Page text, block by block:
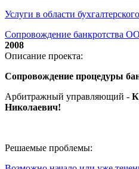
Услуги в области
Сопровождение
2008
Описание проекта:
Сопровождение процедуры
Арбитражный управляющий -
Николаевич!
Решаемые проблемы: